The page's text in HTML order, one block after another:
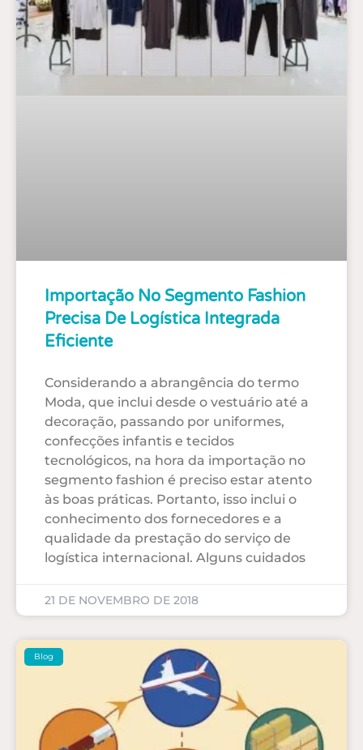
Importação No Segmento Fashion
Precisa De Logística Integrada
Eficiente
Considerando a abrangência do termo
Moda, que inclui desde o vestuário até a
decoração, passando por uniformes,
confecções infantis e tecidos
tecnológicos, na hora da importação no
segmento fashion é preciso estar atento
às boas práticas. Portanto, isso inclui o
conhecimento dos fornecedores e a
qualidade da prestação do serviço de
logística internacional. Alguns cuidados
21 DE NOVEMBRO DE 2018
Blog